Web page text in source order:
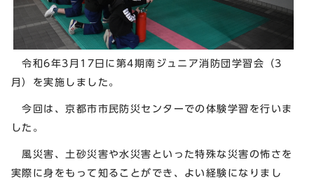
令和6年3月17日に第4期南ジュニア消防団学習会（3
月）を実施しました。
今回は、京都市市民防災センターでの体験学習を行いま
した。
風災害、土砂災害や水災害といった特殊な災害の怖さを
実際に身をもって知ることができ、よい経験になりまし